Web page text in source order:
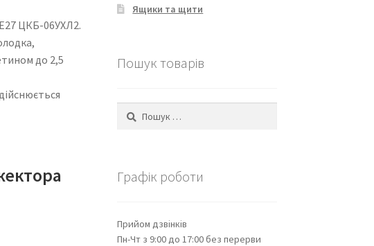
ЦКБ-06УХЛ2.
до 2,5
Ящики та щити
Пошук товарів
Пошук:
Графік роботи
Прийом дзвінків
Пн-Чт з 9:00 до 17:00 без перерви